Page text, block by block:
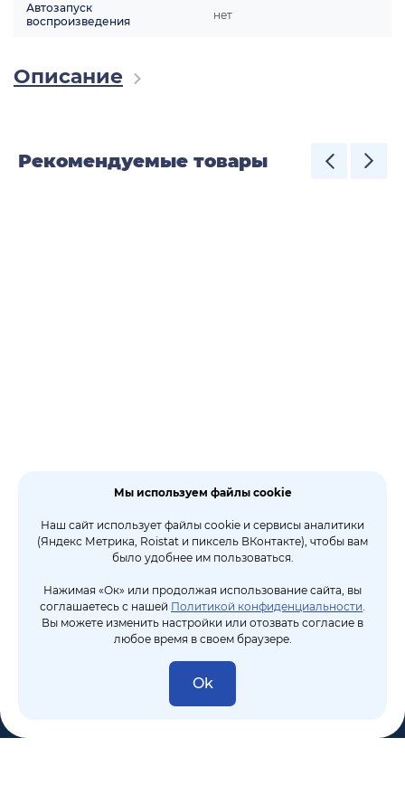
Автозапуск
воспроизведения
нет
Описание
Рекомендуемые товары
Мы используем файлы cookie
Наш сайт использует файлы cookie и сервисы аналитики
(Яндекс Метрика, Roistat и пиксель ВКонтакте), чтобы вам
было удобнее им пользоваться.
Нажимая «Ок» или продолжая использование сайта, вы
соглашаетесь с нашей Политикой конфиденциальности.
Вы можете изменить настройки или отозвать согласие в
любое время в своем браузере.
Ok